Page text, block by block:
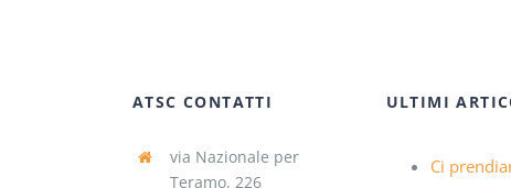
ATSC CONTATTI
via Nazionale per
Teramo, 226
ULTIMI
Ci